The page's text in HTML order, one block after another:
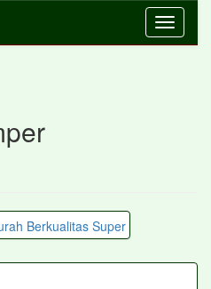
Toggle